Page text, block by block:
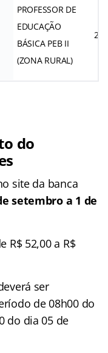
PROFESSOR DE
EDUCAÇÃO
BÁSICA PEB II
(ZONA RURAL)
do
site da banca
setembro a 1 de
R$ 52,00 a R$
ser
de 08h00 do
do dia 05 de